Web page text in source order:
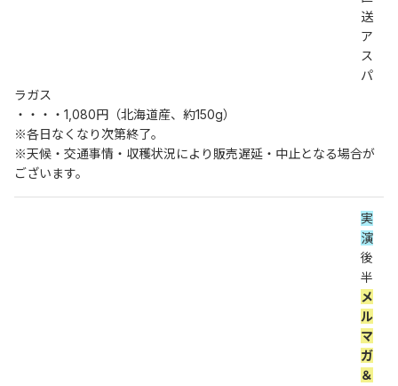
送
ア
ス
パ
ラガス
・・・・1,080円（北海道産、約150g）
※各日なくなり次第終了。
※天候・交通事情・収穫状況により販売遅延・中止となる場合が
ございます。
実
演
後
半
メ
ル
マ
ガ
＆